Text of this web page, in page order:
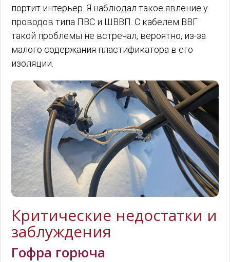
портит интерьер. Я наблюдал такое явление у
проводов типа ПВС и ШВВП. С кабелем ВВГ
такой проблемы не встречал, вероятно, из-за
малого содержания пластификатора в его
изоляции.
Критические недостатки и
заблуждения
Гофра горюча